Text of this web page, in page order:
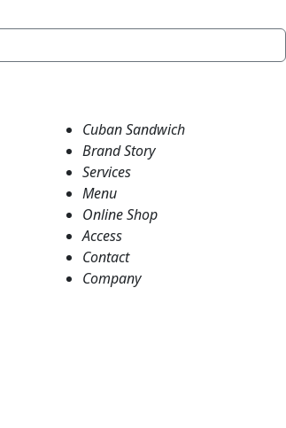
Cuban Sandwich
Brand Story
Services
Menu
Online Shop
Access
Contact
Company